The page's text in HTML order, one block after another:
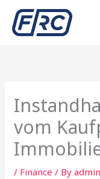
content
vom
/ Finance / Byadmin